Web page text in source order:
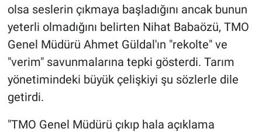
olsa seslerin çıkmaya başladığını ancak bunun
yeterli olmadığını belirten Nihat Babaözü, TMO
Genel Müdürü Ahmet Güldal'ın "rekolte" ve
"verim" savunmalarına tepki gösterdi. Tarım
yönetimindeki büyük çelişkiyi şu sözlerle dile
getirdi.
"TMO Genel Müdürü çıkıp hala açıklama